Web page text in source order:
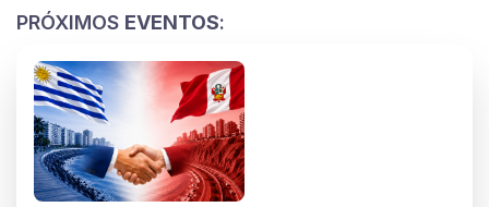
PRÓXIMOS EVENTOS: